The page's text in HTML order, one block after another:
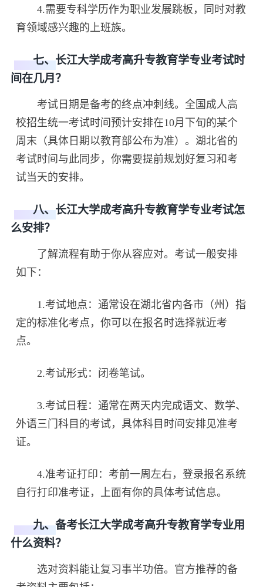
4.需要专科学历作为职业发展跳板，同时对教
育领域感兴趣的上班族。
七、长江大学成考高升专教育学专业考试时
间在几月？
考试日期是备考的终点冲刺线。全国成人高
校招生统一考试时间预计安排在10月下旬的某个
周末（具体日期以教育部公布为准）。湖北省的
考试时间与此同步，你需要提前规划好复习和考
试当天的安排。
八、长江大学成考高升专教育学专业考试怎
么安排？
了解流程有助于你从容应对。考试一般安排
如下：
1.考试地点：通常设在湖北省内各市（州）指
定的标准化考点，你可以在报名时选择就近考
点。
2.考试形式：闭卷笔试。
3.考试日程：通常在两天内完成语文、数学、
外语三门科目的考试，具体科目时间安排见准考
证。
4.准考证打印：考前一周左右，登录报名系统
自行打印准考证，上面有你的具体考试信息。
九、备考长江大学成考高升专教育学专业用
什么资料？
选对资料能让复习事半功倍。官方推荐的备